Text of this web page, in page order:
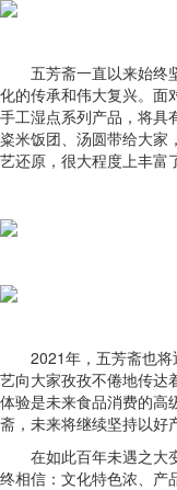
五芳斋一直以来始终
化的传承和伟大复兴。面
手工湿点系列产品，将具
粢米饭团、汤圆带给大家
艺还原，很大程度上丰富
2021年，五芳斋也
艺向大家孜孜不倦地传达
体验是未来食品消费的高
斋，未来将继续坚持以好
在如此百年未遇之大
终相信：文化特色浓、产